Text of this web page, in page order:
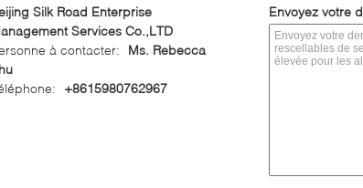
Silk Road Enterprise
Services Co.,LTD
à contacter:
Ms. Rebecca
+8615980762967
Envoyez votre